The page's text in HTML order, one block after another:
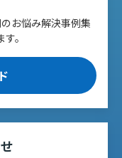
お悩み解決事例集
。